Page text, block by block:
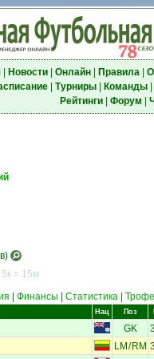
| Новости| Онлайн| Правила|
| Турниры| Команды|
Рейтинги| Форум
= 15м
Финансы Статистика
Нац Поз
GK
LM /RM